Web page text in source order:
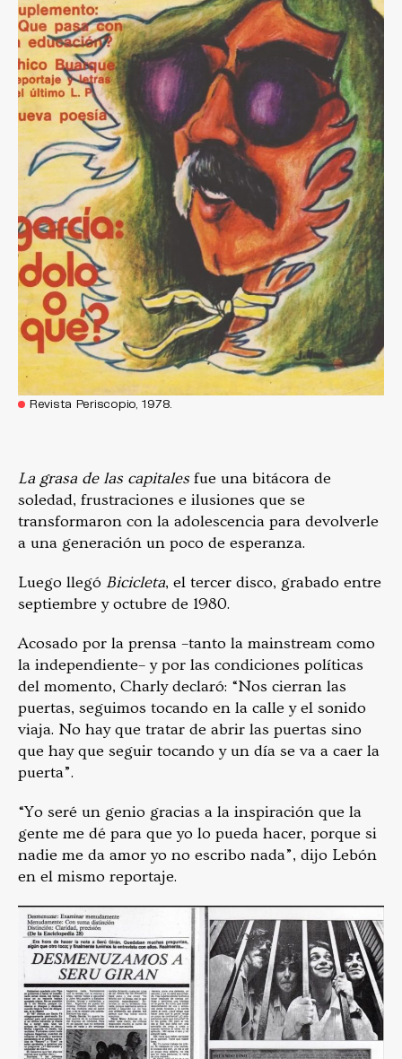
Revista Periscopio, 1978.
La grasa de las capitales fue una bitácora de
soledad, frustraciones e ilusiones que se
transformaron con la adolescencia para devolverle
a una generación un poco de esperanza.
Luego llegó Bicicleta, el tercer disco, grabado entre
septiembre y octubre de 1980.
Acosado por la prensa –tanto la mainstream como
la independiente– y por las condiciones políticas
del momento, Charly declaró: “Nos cierran las
puertas, seguimos tocando en la calle y el sonido
viaja. No hay que tratar de abrir las puertas sino
que hay que seguir tocando y un día se va a caer la
puerta”.
“Yo seré un genio gracias a la inspiración que la
gente me dé para que yo lo pueda hacer, porque si
nadie me da amor yo no escribo nada”, dijo Lebón
en el mismo reportaje.